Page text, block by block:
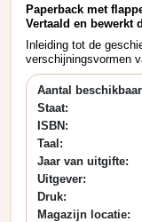
Paperback met
Vertaald en bewerkt
Inleiding tot de
verschijningsvormen
Aantal
Staat:
ISBN:
Taal:
Jaar van uitgifte:
Uitgever:
Druk:
Magazijn locatie: